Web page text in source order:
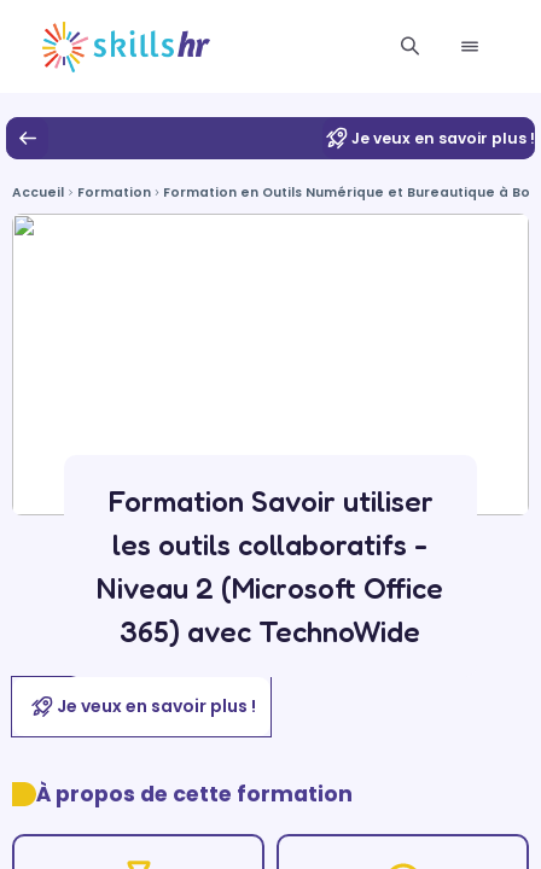
Je veux en savoir plus !
Accueil Formation Formation en Outils Numérique et Bureautique à
Formation Savoir utiliser
les outils collaboratifs -
Niveau 2 (Microsoft Office
365) avec TechnoWide
Je veux en savoir plus !
À propos de cette formation